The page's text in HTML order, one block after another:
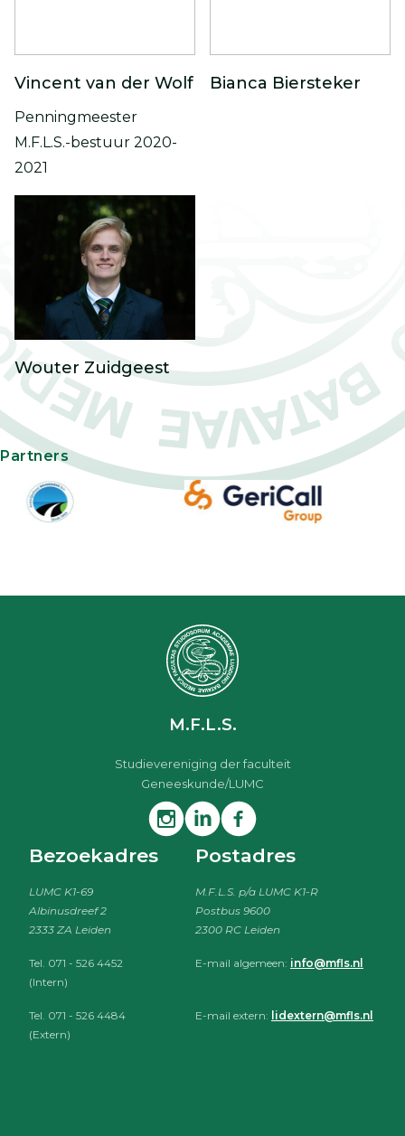
Vincent van der Wolf
Penningmeester
M.F.L.S.-bestuur 2020-
2021
Bianca Biersteker
Wouter Zuidgeest
Partners
M.F.L.S.
Studievereniging der faculteit
Geneeskunde/LUMC
Bezoekadres
LUMC K1-69
Albinusdreef 2
2333 ZA Leiden
Tel. 071 - 526 4452
(Intern)
Tel. 071 - 526 4484
(Extern)
Postadres
M.F.L.S. p/a LUMC K1-R
Postbus 9600
2300 RC Leiden
E-mail algemeen: info@mfls.nl
E-mail extern: lidextern@mfls.nl